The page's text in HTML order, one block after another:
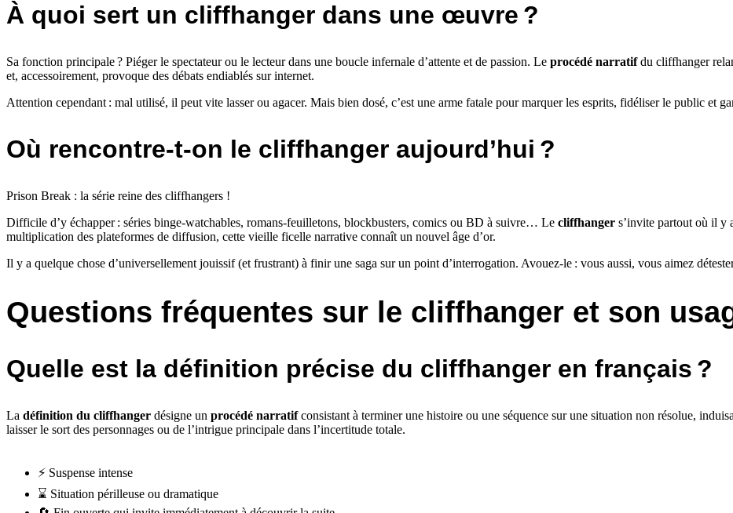
À quoi sert un cliffhanger dans une œuvre ?
Sa fonction principale ? Piéger le spectateur ou le lecteur dans une boucle infernale d’attente et de passion. Le procédé narratifdu cliffhanger
et, accessoirement, provoque des débats endiablés sur internet.
Attention cependant : mal utilisé, il peut vite lasser ou agacer. Mais bien dosé, c’est une arme fatale pour marquer les esprits, fidéliser le public et
Où rencontre-t-on le cliffhanger aujourd’hui ?
Prison Break : la série reine des cliffhangers !
Difficile d’y échapper : séries binge-watchables, romans-feuilletons, blockbusters, comics ou BD à suivre… Le cliffhanger s’invite partout où il y
multiplication des plateformes de diffusion, cette vieille ficelle narrative connaît un nouvel âge d’or.
Il y a quelque chose d’universellement jouissif (et frustrant) à finir une saga sur un point d’interrogation. Avouez-le : vous aussi, vous aimez
Questions fréquentes sur le cliffhanger et son
Quelle est la définition précise du cliffhanger en français ?
La définition du cliffhanger désigne un procédé narratifconsistant à terminer une histoire ou une séquence sur une situation non résolue,
laisser le sort des personnages ou de l’intrigue principale dans l’incertitude totale.
⚡ Suspense intense
⌛ Situation périlleuse ou dramatique